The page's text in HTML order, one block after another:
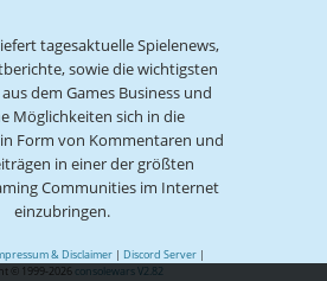
tagesaktuelle Spielenews,
sowie die wichtigsten
dem Games Business und
Möglichkeiten sich in die
Form von Kommentaren und
in einer der größten
Communities im Internet
einzubringen.
& Disclaimer | Discord Server |
© 1999-2026 consolewars V2.82